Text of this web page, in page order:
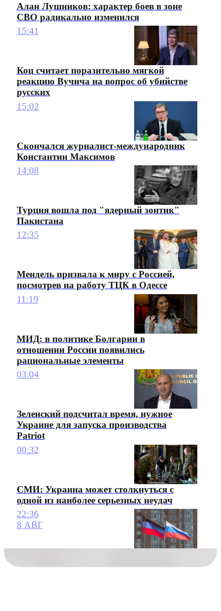
Алан Лушников: характер боев в зоне
СВО радикально изменился
15:41
Коц считает поразительно мягкой
реакцию Вучича на вопрос об убийстве
русских
15:02
Скончался журналист-международник
Константин Максимов
14:08
Турция вошла под "ядерный зонтик"
Пакистана
12:35
Мендель призвала к миру с Россией,
посмотрев на работу ТЦК в Одессе
11:19
МИД: в политике Болгарии в
отношении России появились
рациональные элементы
03:04
Зеленский подсчитал время, нужное
Украине для запуска производства
Patriot
00:32
СМИ: Украина может столкнуться с
одной из наиболее серьезных неудач
22:36
8 АВГ